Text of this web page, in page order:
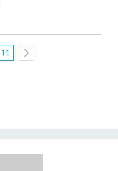
11